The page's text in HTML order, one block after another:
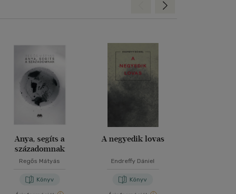
Anya, segíts a
századomnak
Regős Mátyás
Könyv
A negyedik lovas
Endreffy Dániel
Könyv
Előre